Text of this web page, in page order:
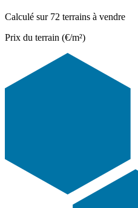
Calculé sur 72 terrains à vendre
Prix du terrain (€/m²)